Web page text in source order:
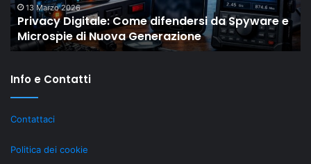
da Spyware e
come
gli
MMO
storici
18 Febbraio 2026
Il “New Old” Drop di Shaiya
MMO storici restano rilevanti
Info e Contatti
Contattaci
Politica dei cookie